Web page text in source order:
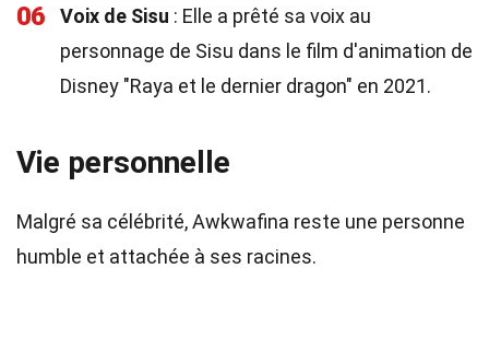
06 Voix de Sisu : Elle a prêté sa voix au
personnage de Sisu dans le film d'animation de
Disney "Raya et le dernier dragon" en 2021.
Vie personnelle
Malgré sa célébrité, Awkwafina reste une personne
humble et attachée à ses racines.